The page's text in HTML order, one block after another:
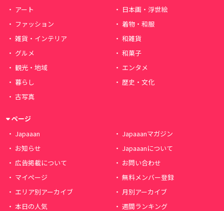
アート
日本画・浮世絵
ファッション
着物・和服
雑貨・インテリア
和雑貨
グルメ
和菓子
観光・地域
エンタメ
暮らし
歴史・文化
古写真
ページ
Japaaan
Japaaanマガジン
お知らせ
Japaaanについて
広告掲載について
お問い合わせ
マイページ
無料メンバー登録
エリア別アーカイブ
月別アーカイブ
本日の人気
週間ランキング